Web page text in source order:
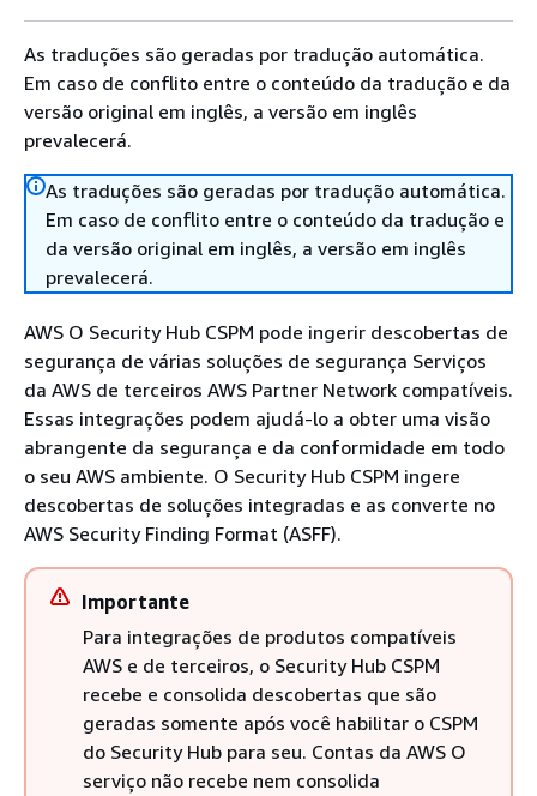
As traduções são geradas por tradução automática.
Em caso de conflito entre o conteúdo da tradução e da
versão original em inglês, a versão em inglês
prevalecerá.
As traduções são geradas por tradução automática.
Em caso de conflito entre o conteúdo da tradução e
da versão original em inglês, a versão em inglês
prevalecerá.
AWS O Security Hub CSPM pode ingerir descobertas de
segurança de várias soluções de segurança Serviços
da AWS de terceiros AWS Partner Network compatíveis.
Essas integrações podem ajudá-lo a obter uma visão
abrangente da segurança e da conformidade em todo
o seu AWS ambiente. O Security Hub CSPM ingere
descobertas de soluções integradas e as converte no
AWS Security Finding Format (ASFF).
Importante
Para integrações de produtos compatíveis
AWS e de terceiros, o Security Hub CSPM
recebe e consolida descobertas que são
geradas somente após você habilitar o CSPM
do Security Hub para seu. Contas da AWS O
serviço não recebe nem consolida